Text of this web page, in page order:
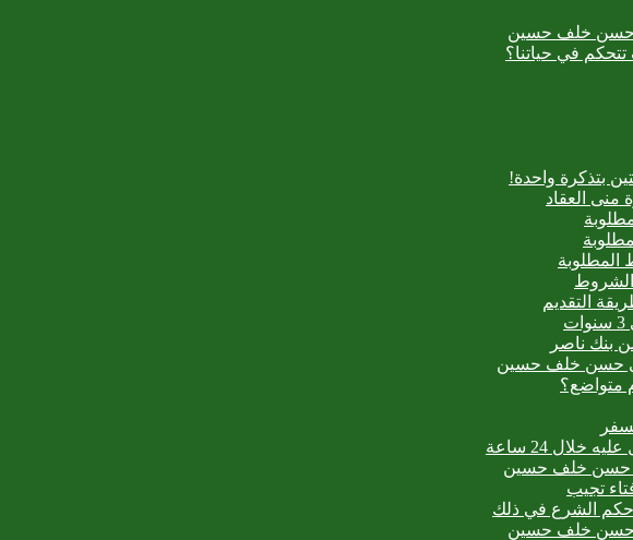
حسن خلف حسين
في حياتنا؟
بتذكرة واحدة!
منى العقاد
المطلوبة
الشروط
بنك ناصر
حسن خلف حسين
متواضع؟
حسن خلف حسين
تجيب
حكم الشرع في ذلك
حسن خلف حسين